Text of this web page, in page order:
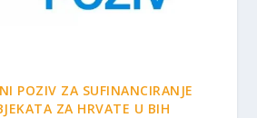
POZIV ZA SUFINANCIRANJE
ZA HRVATE U BIH